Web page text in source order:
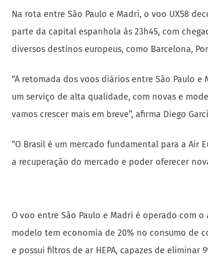
Na rota entre São Paulo e Madri, o voo UX58
parte da capital espanhola às 23h45, com
diversos destinos europeus, como Barcelona,
“A retomada dos voos diários entre São Paulo
um serviço de alta qualidade, com novas e
vamos crescer mais em breve”, afirma Diego
“O Brasil é um mercado fundamental para a Air
a recuperação do mercado e poder oferecer
O voo entre São Paulo e Madri é operado com
modelo tem economia de 20% no consumo de
e possui filtros de ar HEPA, capazes de